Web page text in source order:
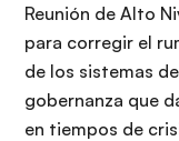
Reunión de Alto
para corregir el
de los sistemas
gobernanza que
en tiempos de